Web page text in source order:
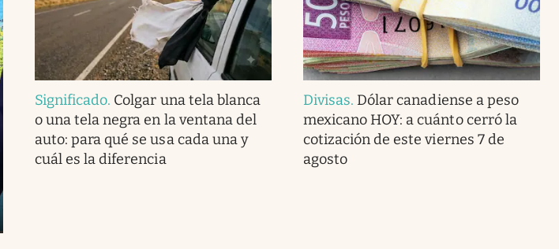
Significado. Colgar una tela blanca
o una tela negra en la ventana del
auto: para qué se usa cada una y
cuál es la diferencia
Divisas. Dólar canadiense a peso
mexicano HOY: a cuánto cerró la
cotización de este viernes 7 de
agosto